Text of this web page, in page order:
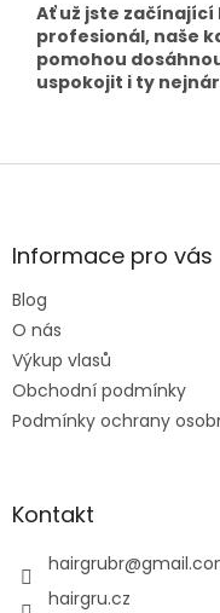
Ať už jste
profesionál, naše
pomohou
uspokojit i ty
Z
aInformace pro vás
Blog
O nás
Výkup vlasů
Obchodní podmínky
Podmínky ochrany
Kontakt
hairgrubr@
hairgru.cz